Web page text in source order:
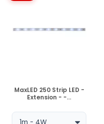
EN STOCK
MaxLED 250 Strip LED -
Extension - -...